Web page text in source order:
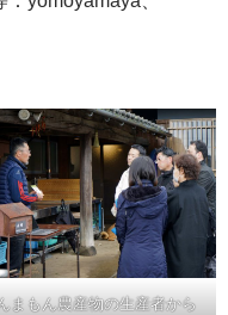
まもん農産物の生産者から